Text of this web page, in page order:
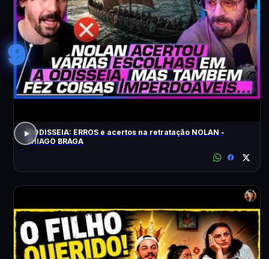
9
A ODISSEIA: ERROS e acertos na retratação NOLAN -
THIAGO BRAGA